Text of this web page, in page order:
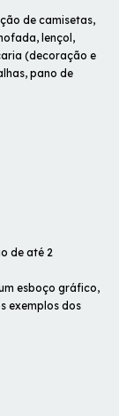
de camisetas,
lençol,
(decoração e
pano de
de até 2
esboço gráfico,
exemplos dos